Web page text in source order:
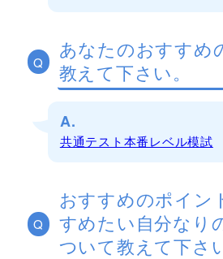
Q
あなたのおすすめ
教えて下さい。
A.
共通テスト本番レベル模試
Q
おすすめのポイン
すめたい自分なり
ついて教えて下さ